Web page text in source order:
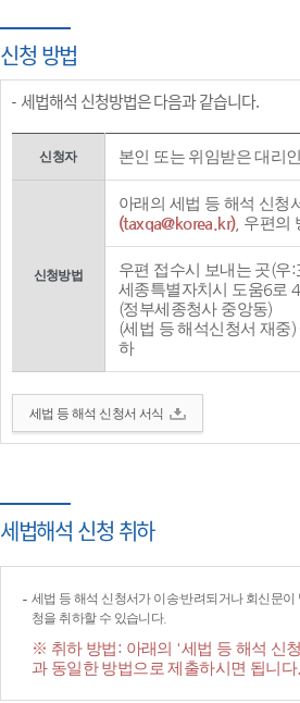
신청 방법
세법해석 신청방법은 다음과 같습니다.
신청자 본인 또는 위임받은 대리인
신청방법
아래의 세법 등 해석 신청
(taxqa@korea.kr), 우편의
우편 접수시 보내는 곳(우
세종특별자치시 도움6로
(정부세종청사 중앙동)
(세법 등 해석신청서 재중
하
세법 등 해석 신청서 서식
세법해석 신청 취하
세법 등 해석 신청서가 이송·반려되거나 회신문
청을 취하할 수 있습니다.
※ 취하 방법: 아래의 '세법 등 해석 신
과 동일한 방법으로 제출하시면 됩니다.